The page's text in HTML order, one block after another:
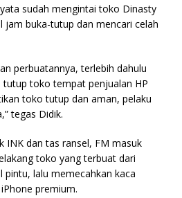
sudah mengintai toko Dinasty
jam buka-tutup dan mencari celah
perbuatannya, terlebih dahulu
toko tempat penjualan HP
toko tutup dan aman, pelaku
tegas Didik.
INK dan tas ransel, FM masuk
toko yang terbuat dari
pintu, lalu memecahkan kaca
premium.